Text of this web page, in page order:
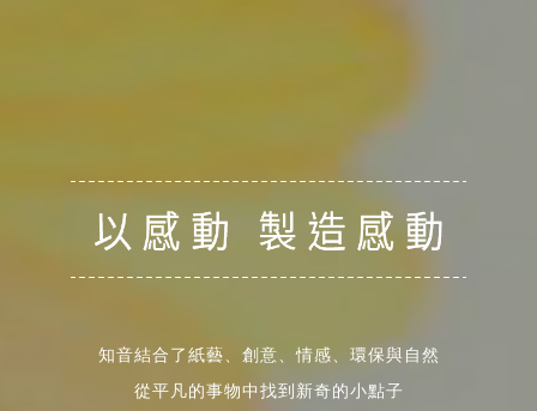
知音結合了紙藝、創意、情感、環保與自然
從平凡的事物中找到新奇的小點子